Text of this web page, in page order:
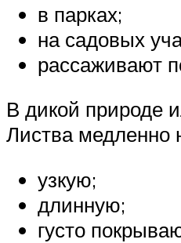
в парках;
на садовых
рассаживают
В дикой природе
Листва медленно
узкую;
длинную;
густо